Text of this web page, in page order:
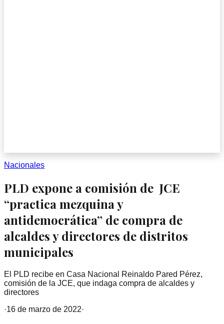
Nacionales
PLD expone a comisión de JCE
“practica mezquina y
antidemocrática” de compra de
alcaldes y directores de distritos
municipales
El PLD recibe en Casa Nacional Reinaldo Pared Pérez,
comisión de la JCE, que indaga compra de alcaldes y
directores
·16 de marzo de 2022·